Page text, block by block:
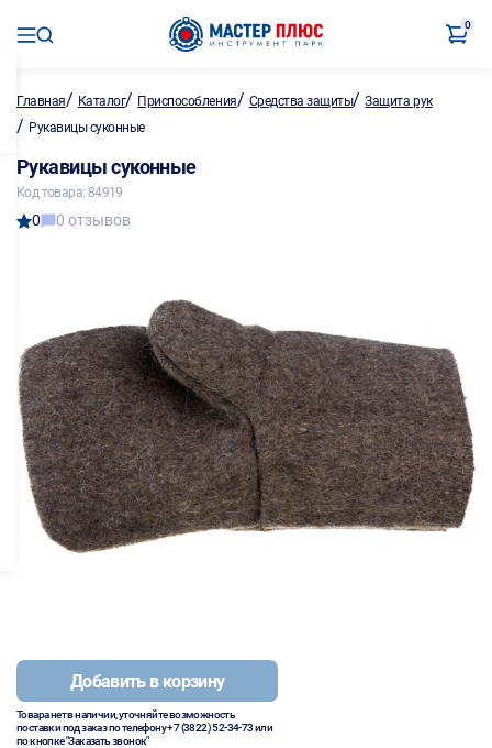
0
Главная/ Каталог/ Приспособления/ Средства защиты/Защита рук
/ Рукавицы суконные
Рукавицы суконные
Код товара: 84919
0 0 отзывов
Добавить в корзину
Товара нет в наличии, уточняйте возможность
поставки под заказ по телефону+7 (3822) 52-34-73или
по кнопке "Заказать звонок"